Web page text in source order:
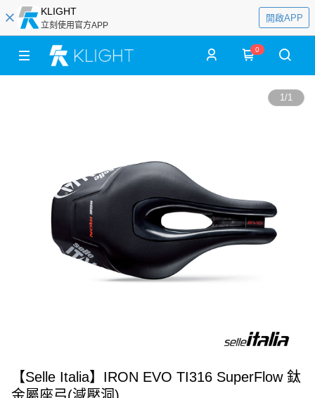
KLIGHT
立刻使用官方APP
開啟APP
0
1/1
【Selle Italia】IRON EVO TI316 SuperFlow 鈦